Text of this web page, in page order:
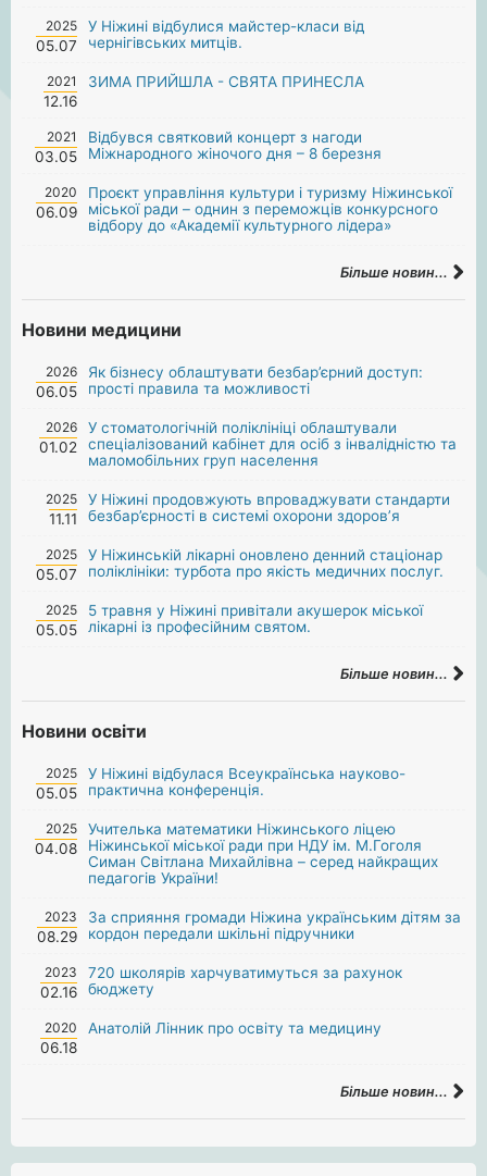
2025
05.07
У Ніжині відбулися майстер-класи від
чернігівських митців.
2021
12.16
ЗИМА ПРИЙШЛА - СВЯТА ПРИНЕСЛА
2021
03.05
Відбувся святковий концерт з нагоди
Міжнародного жіночого дня – 8 березня
2020
06.09
Проєкт управління культури і туризму Ніжинської
міської ради – однин з переможців конкурсного
відбору до «Академії культурного лідера»
Більше новин...
Новини медицини
2026
06.05
Як бізнесу облаштувати безбар’єрний доступ:
прості правила та можливості
2026
01.02
У стоматологічній поліклініці облаштували
спеціалізований кабінет для осіб з інвалідністю та
маломобільних груп населення
2025
11.11
У Ніжині продовжують впроваджувати стандарти
безбар’єрності в системі охорони здоров’я
2025
05.07
У Ніжинській лікарні оновлено денний стаціонар
поліклініки: турбота про якість медичних послуг.
2025
05.05
5 травня у Ніжині привітали акушерок міської
лікарні із професійним святом.
Більше новин...
Новини освіти
2025
05.05
У Ніжині відбулася Всеукраїнська науково-
практична конференція.
2025
04.08
Учителька математики Ніжинського ліцею
Ніжинської міської ради при НДУ ім. М.Гоголя
Симан Світлана Михайлівна – серед найкращих
педагогів України!
2023
08.29
За сприяння громади Ніжина українським дітям за
кордон передали шкільні підручники
2023
02.16
720 школярів харчуватимуться за рахунок
бюджету
2020
06.18
Анатолій Лінник про освіту та медицину
Більше новин...